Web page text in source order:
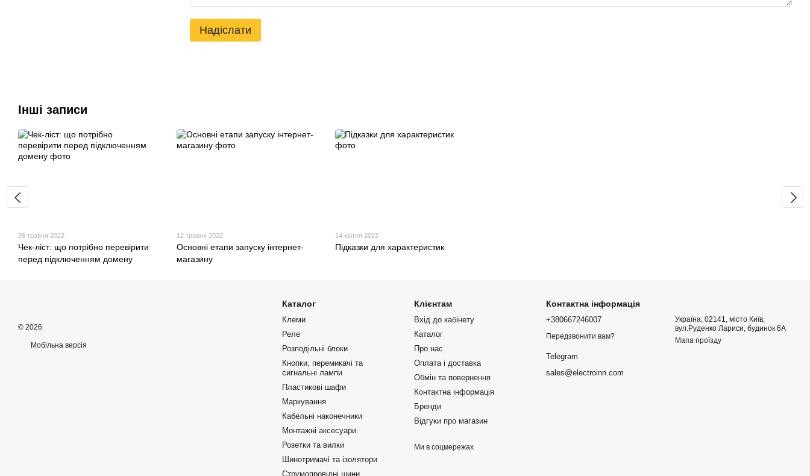
Надіслати
Інші записи
26 травня 2022
Чек-ліст: що потрібно перевірити
перед підключенням домену
12 травня 2022
Основні етапи запуску інтернет-
магазину
14 квітня 2022
Підказки для характеристик
© 2026
Мобільна версія
Каталог
Клеми
Реле
Розподільні блоки
Кнопки, перемикачі та
сигнальні лампи
Пластикові шафи
Маркування
Кабельні наконечники
Монтажні аксесуари
Розетки та вилки
Шинотримачі та ізолятори
Струмопровідні шини
Клієнтам
Вхід до кабінету
Каталог
Про нас
Оплата і доставка
Обмін та повернення
Контактна інформація
Бренди
Відгуки про магазин
Ми в соцмережах
Контактна інформація
+380667246007
Передзвонити вам?
Telegram
sales@electroinn.com
Україна, 02141, місто Київ,
вул.Руденко Лариси, будинок 6А
Мапа проїзду